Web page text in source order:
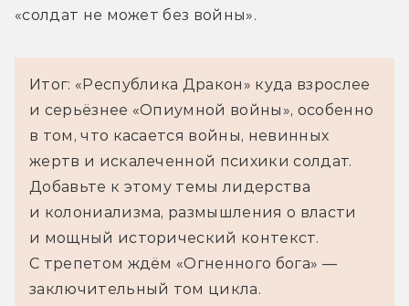
«солдат не может без войны».
Итог: «Республика Дракон» куда взрослее
и серьёзнее «Опиумной войны», особенно
в том, что касается войны, невинных
жертв и искалеченной психики солдат.
Добавьте к этому темы лидерства
и колониализма, размышления о власти
и мощный исторический контекст.
С трепетом ждём «Огненного бога» —
заключительный том цикла.